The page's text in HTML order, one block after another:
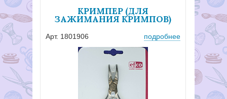
КРИМПЕР (ДЛЯ
ЗАЖИМАНИЯ КРИМПОВ)
Арт. 1801906 подробнее